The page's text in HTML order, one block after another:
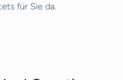
für Sie da.